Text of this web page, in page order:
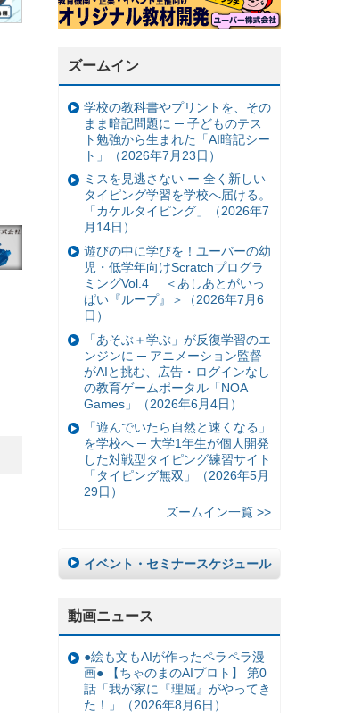
ズームイン
学校の教科書やプリントを、その
まま暗記問題に ─ 子どものテス
ト勉強から生まれた「AI暗記シー
ト」（2026年7月23日）
ミスを見逃さない ー 全く新しい
タイピング学習を学校へ届ける。
「カケルタイピング」（2026年7
月14日）
遊びの中に学びを！ユーバーの幼
児・低学年向けScratchプログラ
ミングVol.4 ＜あしあとがいっ
ぱい『ループ』＞（2026年7月6
日）
「あそぶ＋学ぶ」が反復学習のエ
ンジンに ─ アニメーション監督
がAIと挑む、広告・ログインなし
の教育ゲームポータル「NOA
Games」（2026年6月4日）
「遊んでいたら自然と速くなる」
を学校へ ─ 大学1年生が個人開発
した対戦型タイピング練習サイト
「タイピング無双」（2026年5月
29日）
ズームイン一覧 >>
イベント・セミナースケジュール
動画ニュース
●絵も文もAIが作ったペラペラ漫
画● 【ちゃのまのAIプロト】 第0
話「我が家に『理屈』がやってき
た！」（2026年8月6日）